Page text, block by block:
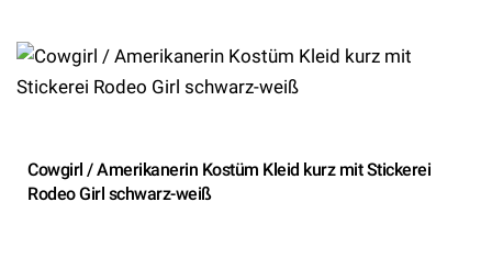
Cowgirl / Amerikanerin Kostüm Kleid kurz mit Stickerei
Rodeo Girl schwarz-weiß